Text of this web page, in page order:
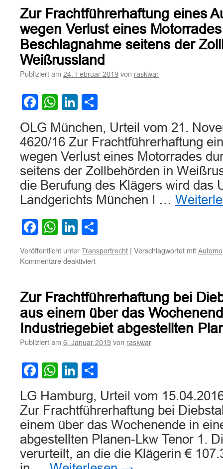
für
durch
von
Zur Frachtführerhaftung eines
wegen Verlust eines
Beschlagnahme seitens der
Weißrussland
Publiziert am 24. Februar 2019 von raskwar
Facebook
WhatsApp
LinkedIn
OLG München, Urteil vom 21.
4620/16 Zur Frachtführerhaftung
wegen Verlust eines Motorrades
seitens der Zollbehörden in
die Berufung des Klägers wird das
Landgerichts München I …
Facebook
WhatsApp
LinkedIn
Veröffentlicht unter Transportrecht | Verschlagwortet mit
Kommentare deaktiviertfür
eines
Automobilclubs
wegen
Verlust
eines
Motorrades
der
Zollbehörden
in
Weißrussland
Zur Frachtführerhaftung bei
aus einem über das
Industriegebiet abgestellten
Publiziert am 6. Januar 2019 von raskwar
Facebook
WhatsApp
LinkedIn
LG Hamburg, Urteil vom
Zur Frachtführerhaftung bei
einem über das Wochenende in
abgestellten Planen-Lkw Tenor 1.
verurteilt, an die die Klägerin €